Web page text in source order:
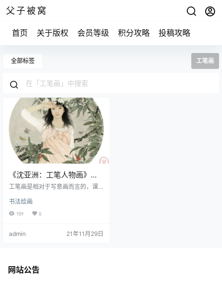
父子被窝
首页 关于版权 会员等级 积分攻略 投稿攻略
全部标签 工笔画
《沈亚洲：工笔人物画》视
频课程 共105集
工笔画是相对于写意画而言的，课
的特点、绘画使用的工具材料等。
资源目录 01工笔人物画的线描技法
摹（10集）04工笔人物画淡彩、重
造型及构图（14集）08工笔人物画
五官及四肢的画法（11集）09工笔
书法绘画
159 0
admin 21年11月29日
网站公告